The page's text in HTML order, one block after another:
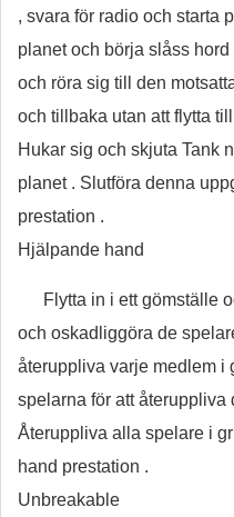
, svara för radio och starta
planet och börja slåss
och röra sig till den
och tillbaka utan att flytta
Hukar sig och skjuta Tank
planet . Slutföra denna
prestation .
Hjälpande hand
Flytta in i ett gömställe
och oskadliggöra de
återuppliva varje medlem i
spelarna för att återuppliva
Återuppliva alla spelare i
hand prestation .
Unbreakable